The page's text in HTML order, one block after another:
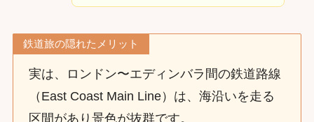
鉄道旅の隠れたメリット
実は、ロンドン〜エディンバラ間の鉄道路線
（East Coast Main Line）は、海沿いを走る
区間があり景色が抜群です。